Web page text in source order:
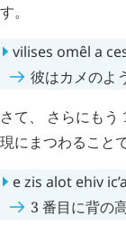
す。
vilises omêl a
彼はカメのよ
さて、 さらにもう
現にまつわることで
ezis alot ehiv
3 番目に背の